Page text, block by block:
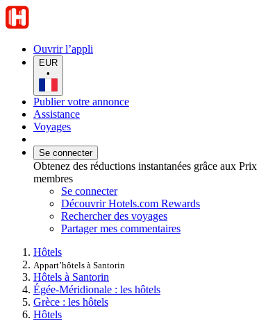
Ouvrir l’appli
EUR
•
Publier votre annonce
Assistance
Voyages
Se connecter
Obtenez des réductions instantanées grâce aux Prix
membres
Se connecter
Découvrir Hotels.com Rewards
Rechercher des voyages
Partager mes commentaires
Hôtels
Appart’hôtels à Santorin
Hôtels à Santorin
Égée-Méridionale : les hôtels
Grèce : les hôtels
Hôtels